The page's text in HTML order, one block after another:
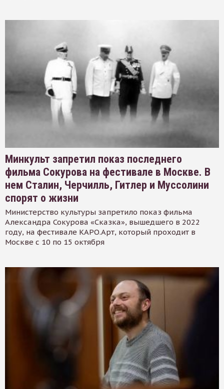
Минкульт запретил показ последнего
фильма Сокурова на фестивале в Москве. В
нем Сталин, Черчилль, Гитлер и Муссолини
спорят о жизни
Министерство культуры запретило показ фильма
Александра Сокурова «Сказка», вышедшего в 2022
году, на фестивале КАРО.Арт, который проходит в
Москве с 10 по 15 октября